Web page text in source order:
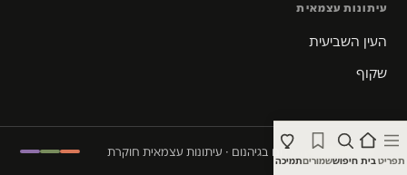
תפריטבית חיפוששמוריםתמיכה
עיתונות עצמאית
העין השביעית
שקוף
© 2026 המקום הכי חם בגיהנום · עיתונות עצמאית חוקרת